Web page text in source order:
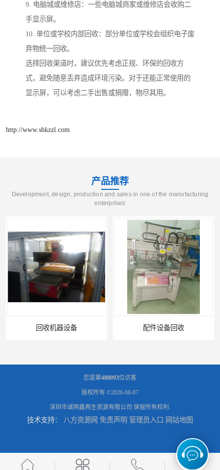
9. 电脑城或维修店：一些电脑城商家或维修店会收购二
手显示屏。
10. 单位或学校内部回收：部分单位或学校会组织电子废
弃物统一回收。
选择回收渠道时，建议优先考虑正规、环保的回收方
式，避免随意丢弃造成环境污染。对于还能正常使用的
显示屏，可以考虑二手出售或捐赠，物尽其用。
http://www.shkzzl.com
产品推荐
Development, design, production and sales in one of the manufacturing
enterprises
配件设备回收 二手设备回收
报废设备回收 电子物料回收
您是第480093位访客
版权所有 ©2026-08-07
深圳市诚明鑫再生资源有限公司 保留所有权利.
技术支持： 八方资源网 免责声明 管理员入口 网站地图